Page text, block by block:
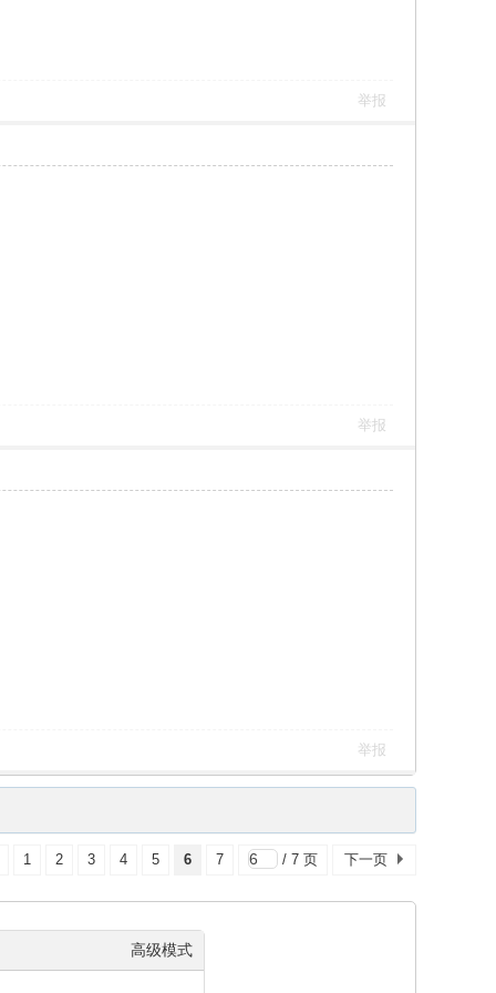
举报
举报
举报
1 2 3 4 5 6 7 / 7 页 下一页
高级模式